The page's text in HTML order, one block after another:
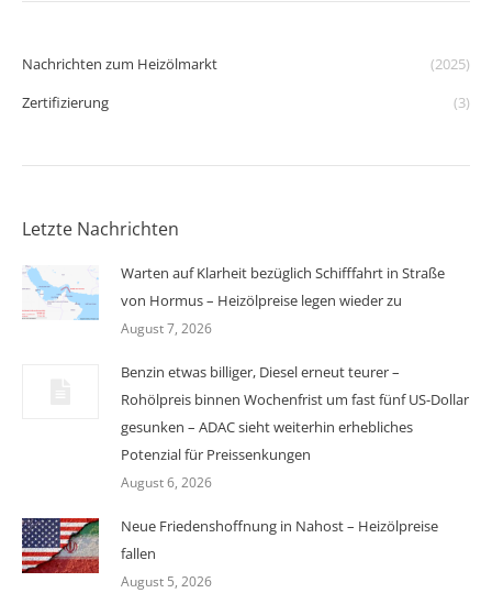
Nachrichten zum Heizölmarkt
(2025)
Zertifizierung
(3)
Letzte Nachrichten
Warten auf Klarheit bezüglich Schifffahrt in Straße
von Hormus – Heizölpreise legen wieder zu
August 7, 2026
Benzin etwas billiger, Diesel erneut teurer –
Rohölpreis binnen Wochenfrist um fast fünf US-Dollar
gesunken – ADAC sieht weiterhin erhebliches
Potenzial für Preissenkungen
August 6, 2026
Neue Friedenshoffnung in Nahost – Heizölpreise
fallen
August 5, 2026